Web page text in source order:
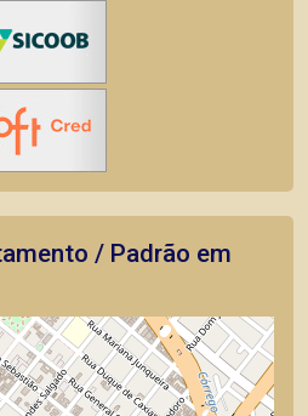
/ Padrão em